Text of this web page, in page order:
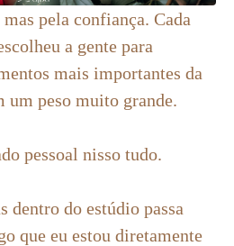
pela confiança. Cada
a gente para
mais importantes da
um peso muito grande.
pessoal nisso tudo.
dentro do estúdio passa
que eu estou diretamente